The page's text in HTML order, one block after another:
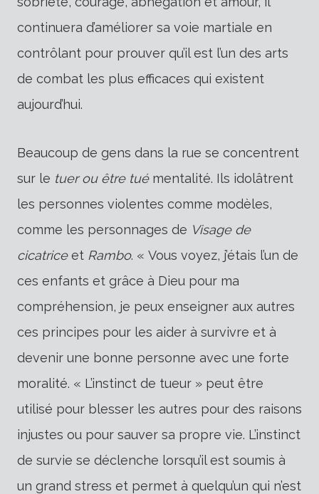
continuera d’améliorer sa voie martiale en
contrôlant pour prouver qu’il est l’un des arts
de combat les plus efficaces qui existent
aujourd’hui.
Beaucoup de gens dans la rue se concentrent
sur le tuer ou être tué mentalité. Ils idolâtrent
les personnes violentes comme modèles,
comme les personnages de Visage de
cicatriceet Rambo. « Vous voyez, j’étais l’un de
ces enfants et grâce à Dieu pour ma
compréhension, je peux enseigner aux autres
ces principes pour les aider à survivre et à
devenir une bonne personne avec une forte
moralité. « L’instinct de tueur » peut être
utilisé pour blesser les autres pour des raisons
injustes ou pour sauver sa propre vie. L’instinct
de survie se déclenche lorsqu’il est soumis à
un grand stress et permet à quelqu’un qui n’est